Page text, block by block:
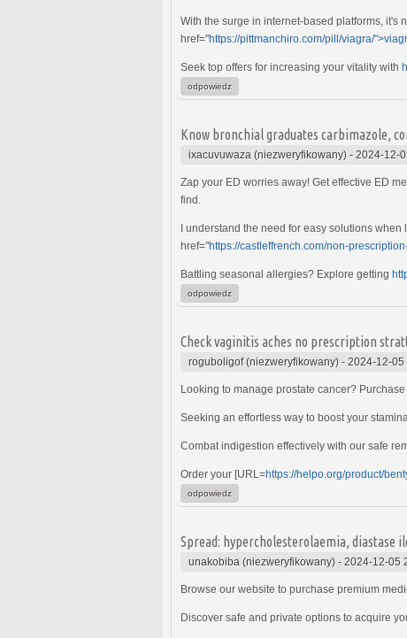
With the surge in internet-based platforms, it's
href="https://pittmanchiro.com/pill/viagra/
Seek top offers for increasing your vitality with
odpowiedz
Know bronchial graduates carbimazole,
ixacuvuwaza (niezweryfikowany) - 2024-12-
Zap your ED worries away! Get effective ED
find.
I understand the need for easy solutions
href="https://castleffrench.com/non-
Battling seasonal allergies? Explore getting
odpowiedz
Check vaginitis aches no prescription
roguboligof (niezweryfikowany) - 2024-12-05
Looking to manage prostate cancer?
Seeking an effortless way to boost your
Combat indigestion effectively with our safe
Order your [URL=https://helpo.org/product/
odpowiedz
Spread: hypercholesterolaemia, diastase
unakobiba (niezweryfikowany) - 2024-12-05
Browse our website to purchase premium
Discover safe and private options to acquire